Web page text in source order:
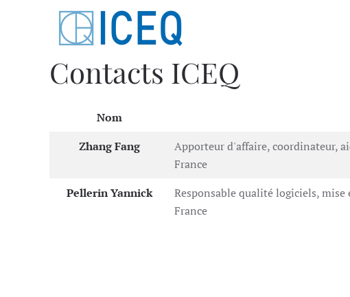
Skip to main content
Contacts ICEQ
Liste des fiches de contact,
Nom
Zhang Fang
Apporteur d'affaire, coordinateur,
France
Pellerin Yannick
Responsable qualité logiciels, mise
France